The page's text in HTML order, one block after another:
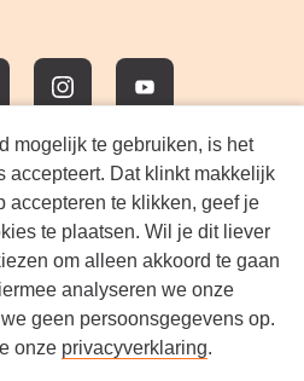
mogelijk te gebruiken, is het
accepteert. Dat klinkt makkelijk
accepteren te klikken, geef je
te plaatsen. Wil je dit liever
om alleen akkoord te gaan
analyseren we onze
geen persoonsgegevens op.
onze privacyverklaring.
InstagramYouTube